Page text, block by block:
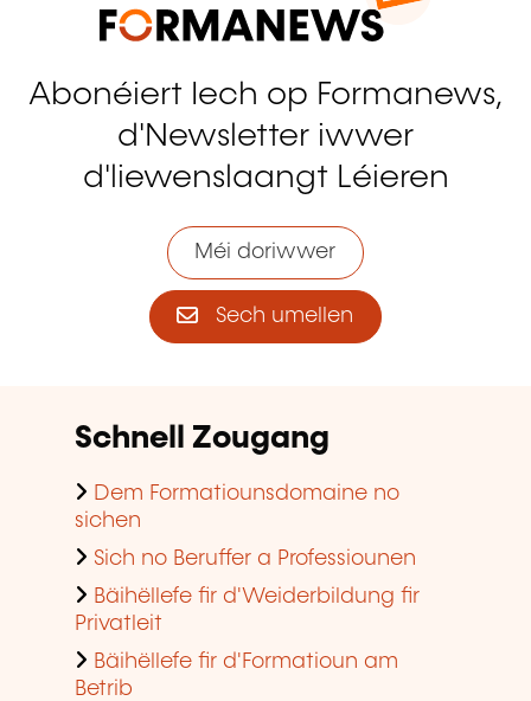
Abonéiert Iech op Formanews,
d'Newsletter iwwer
d'liewenslaangt Léieren
Méi doriwwer
Sech umellen
Schnell Zougang
Dem Formatiounsdomaine no
sichen
Sich no Beruffer a Professiounen
Bäihëllefe fir d'Weiderbildung fir
Privatleit
Bäihëllefe fir d'Formatioun am
Betrib